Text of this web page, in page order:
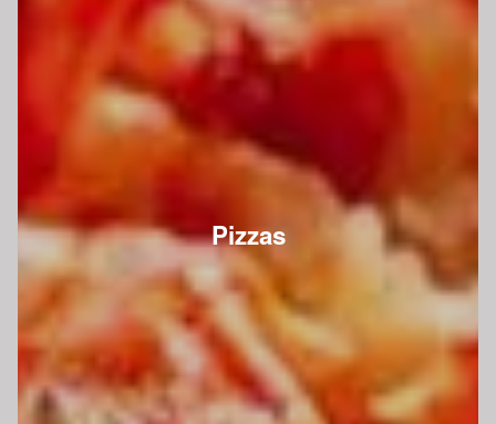
Pizzas